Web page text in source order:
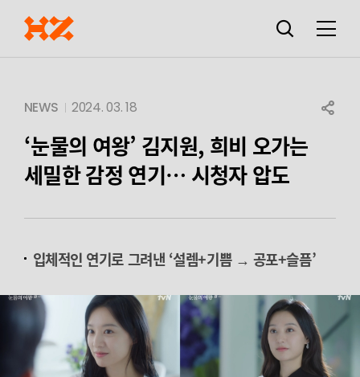
검색창
열기
메뉴
NEWS 2024. 03. 18 SHARE
‘눈물의 여왕’ 김지원, 희비 오가는
세밀한 감정 연기… 시청자 압도
입체적인 연기로 그려낸 ‘설렘+기쁨 → 공포+슬픔’